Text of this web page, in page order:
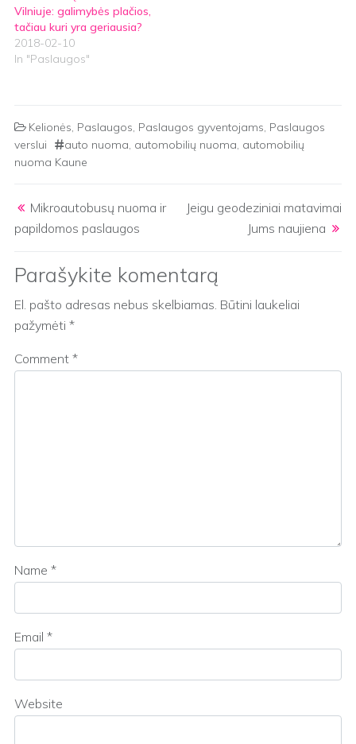
Vilniuje: galimybės plačios,
tačiau kuri yra geriausia?
2018-02-10
In "Paslaugos"
Kelionės, Paslaugos, Paslaugos gyventojams, Paslaugos
verslui
auto nuoma, automobilių nuoma, automobilių
nuoma Kaune
Mikroautobusų nuoma ir
papildomos paslaugos
Jeigu geodeziniai matavimai
Jums naujiena
Parašykite komentarą
El. pašto adresas nebus skelbiamas. Būtini laukeliai
pažymėti *
Comment *
Name *
Email *
Website